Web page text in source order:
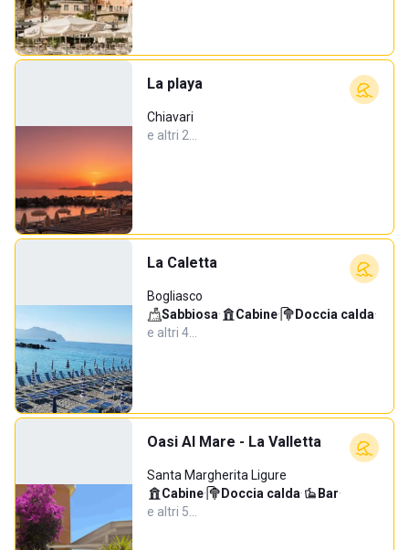
La playa
Chiavari
e altri 2…
La Caletta
Bogliasco
Sabbiosa· Cabine· Doccia calda·
e altri 4…
Oasi Al Mare - La Valletta
Santa Margherita Ligure
Cabine· Doccia calda· Bar·
e altri 5…